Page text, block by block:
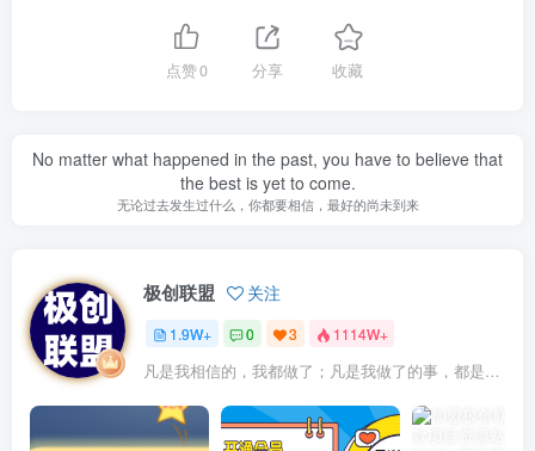
点赞0 分享 收藏
No matter what happened in the past, you have to believe that
the best is yet to come.
无论过去发生过什么，你都要相信，最好的尚未到来
极创联盟 关注
1.9W+ 0 3 1114W+
凡是我相信的，我都做了；凡是我做了的事，都是全身心地投入去做的